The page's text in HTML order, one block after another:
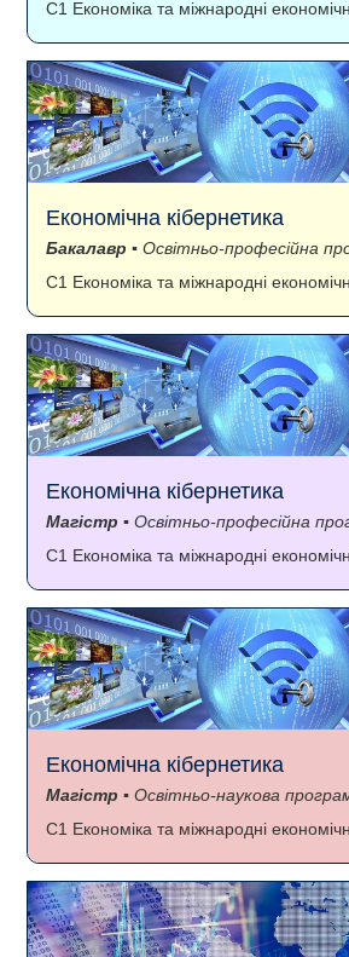
C1 Економіка та міжнародні
Економічна кібернетика
Бакалавр ▪ Освітньо-професійна
C1 Економіка та міжнародні
Економічна кібернетика
Магістр ▪ Освітньо-професійна
C1 Економіка та міжнародні
Економічна кібернетика
Магістр ▪ Освітньо-наукова
C1 Економіка та міжнародні